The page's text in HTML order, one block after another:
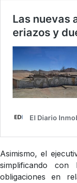
Asimismo, el
simplificando
obligaciones en